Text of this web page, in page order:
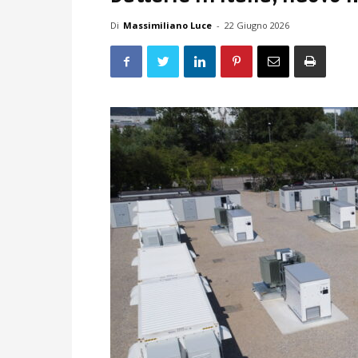
Di Massimiliano Luce - 22 Giugno 2026